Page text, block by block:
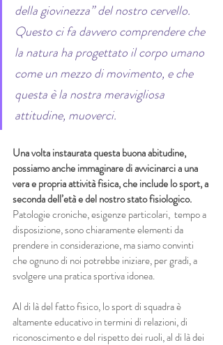
della giovinezza” del nostro cervello.
Questo ci fa davvero comprendere che
la natura ha progettato il corpo umano
come un mezzo di movimento, e che
questa è la nostra meravigliosa
attitudine, muoverci.
Una volta instaurata questa buona abitudine,
possiamo anche immaginare di avvicinarci a una
vera e propria attività fisica, che include lo sport, a
seconda dell’età e del nostro stato fisiologico.
Patologie croniche, esigenze particolari,  tempo a
disposizione, sono chiaramente elementi da
prendere in considerazione, ma siamo convinti
che ognuno di noi potrebbe iniziare, per gradi, a
svolgere una pratica sportiva idonea.
Al di là del fatto fisico, lo sport di squadra è
altamente educativo in termini di relazioni, di
riconoscimento e del rispetto dei ruoli, al di là dei